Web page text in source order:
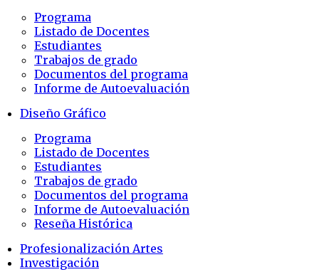
Programa
Listado de Docentes
Estudiantes
Trabajos de grado
Documentos del programa
Informe de Autoevaluación
Diseño Gráfico
Programa
Listado de Docentes
Estudiantes
Trabajos de grado
Documentos del programa
Informe de Autoevaluación
Reseña Histórica
Profesionalización Artes
Investigación